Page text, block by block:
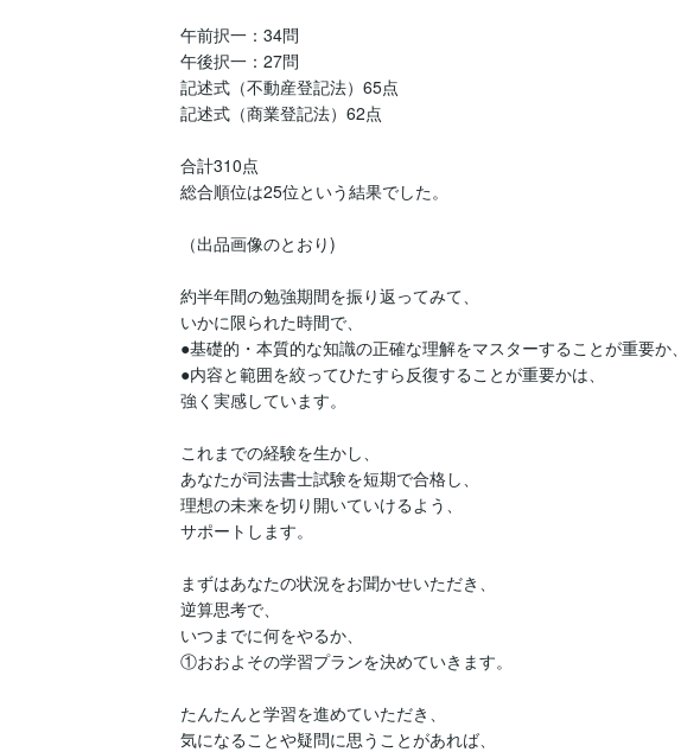
午前択一：34問
午後択一：27問
記述式（不動産登記法）65点
記述式（商業登記法）62点
合計310点
総合順位は25位という結果でした。
（出品画像のとおり)
約半年間の勉強期間を振り返ってみて、
いかに限られた時間で、
●基礎的・本質的な知識の正確な理解をマスターすることが重要か、
●内容と範囲を絞ってひたすら反復することが重要かは、
強く実感しています。
これまでの経験を生かし、
あなたが司法書士試験を短期で合格し、
理想の未来を切り開いていけるよう、
サポートします。
まずはあなたの状況をお聞かせいただき、
逆算思考で、
いつまでに何をやるか、
①おおよその学習プランを決めていきます。
たんたんと学習を進めていただき、
気になることや疑問に思うことがあれば、